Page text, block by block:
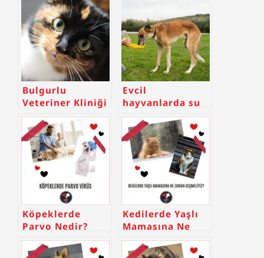
Bulgurlu
Veteriner Kliniği
Evcil
hayvanlarda su
tüketimi
Köpeklerde
Parvo Nedir?
Kedilerde Yaşlı
Mamasına Ne
Zaman
Geçmeliyiz?